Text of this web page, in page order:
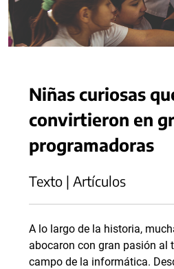
Niñas curiosas
convirtieron en
programadoras
Texto | Artículos
A lo largo de la historia,
abocaron con gran pasión al
campo de la informática.